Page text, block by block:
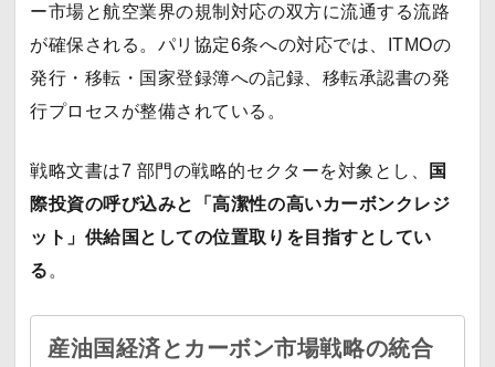
ー市場と航空業界の規制対応の双方に流通する流路
が確保される。パリ協定6条への対応では、ITMOの
発行・移転・国家登録簿への記録、移転承認書の発
行プロセスが整備されている。
戦略文書は7 部門の戦略的セクターを対象とし、
国
際投資の呼び込みと「高潔性の高いカーボンクレジ
ット」供給国としての位置取りを目指すとしてい
る 。
産油国経済とカーボン市場戦略の統合